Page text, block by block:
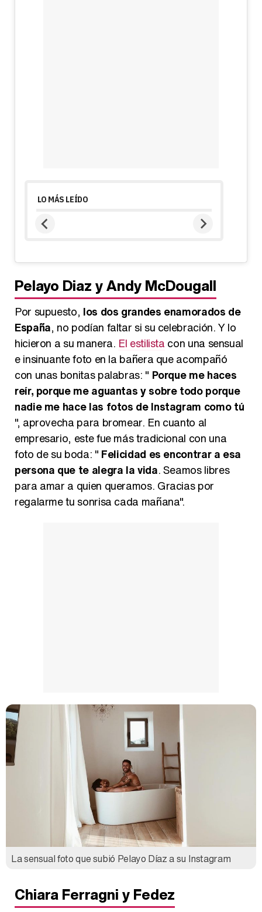
LO MÁS LEÍDO
Pelayo Diaz y Andy McDougall
Por supuesto, los dos grandes enamorados de
España, no podían faltar si su celebración. Y lo
hicieron a su manera. El estilista con una sensual
e insinuante foto en la bañera que acompañó
con unas bonitas palabras: " Porque me haces
reír, porque me aguantas y sobre todo porque
nadie me hace las fotos de Instagram como tú
", aprovecha para bromear. En cuanto al
empresario, este fue más tradicional con una
foto de su boda: " Felicidad es encontrar a esa
persona que te alegra la vida. Seamos libres
para amar a quien queramos. Gracias por
regalarme tu sonrisa cada mañana".
La sensual foto que subió Pelayo Díaz a su Instagram
Chiara Ferragni y Fedez